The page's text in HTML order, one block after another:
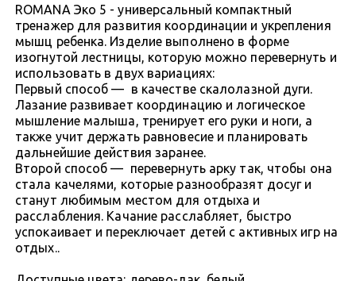
ROMANA Эко 5 - универсальный компактный
тренажер для развития координации и укрепления
мышц ребенка. Изделие выполнено в форме
изогнутой лестницы, которую можно перевернуть и
использовать в двух вариациях:
Первый способ — в качестве скалолазной дуги.
Лазание развивает координацию и логическое
мышление малыша, тренирует его руки и ноги, а
также учит держать равновесие и планировать
дальнейшие действия заранее.
Второй способ — перевернуть арку так, чтобы она
стала качелями, которые разнообразят досуг и
станут любимым местом для отдыха и
расслабления. Качание расслабляет, быстро
успокаивает и переключает детей с активных игр на
отдых..